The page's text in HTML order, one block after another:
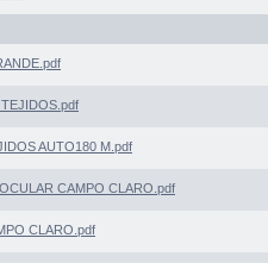
AUTO180 M.pdf
CAMPO CLARO.pdf
CLARO.pdf